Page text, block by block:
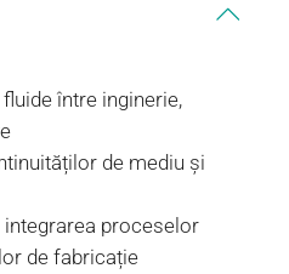
între inginerie,
de mediu și
proceselor
de fabricație